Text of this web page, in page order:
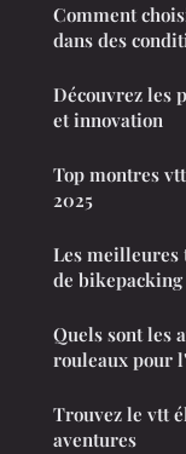
Comment
dans des
Découvrez les
et innovation
Top montres
2025
Les meilleures
de bikepacking
Quels sont les
rouleaux pour
Trouvez le vtt
aventures